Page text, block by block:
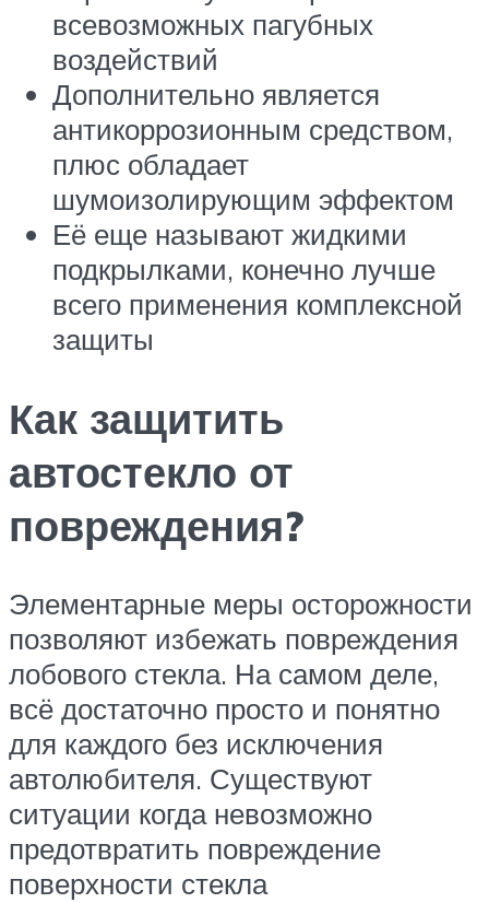
всевозможных пагубных
воздействий
Дополнительно является
антикоррозионным средством,
плюс обладает
шумоизолирующим эффектом
Её еще называют жидкими
подкрылками, конечно лучше
всего применения комплексной
защиты
Как защитить
автостекло от
повреждения?
Элементарные меры осторожности
позволяют избежать повреждения
лобового стекла. На самом деле,
всё достаточно просто и понятно
для каждого без исключения
автолюбителя. Существуют
ситуации когда невозможно
предотвратить повреждение
поверхности стекла